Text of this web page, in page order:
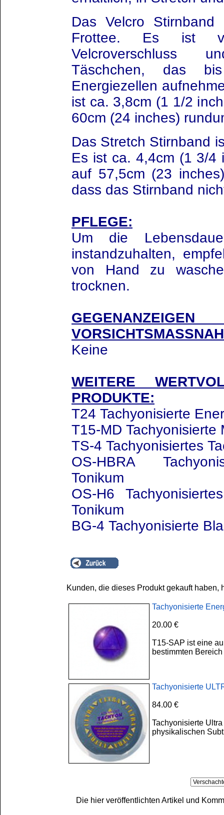
Das Velcro Stirnband
Frottee. Es ist
Velcroverschluss
Täschchen, das
Energiezellen
ist ca. 3,8cm (1 1/2
60cm (24 inches) rund
Das Stretch Stirnband
Es ist ca. 4,4cm (1 3/4
auf 57,5cm (23
dass das Stirnband
PFLEGE:
Um die
instandzuhalten,
von Hand zu
trocknen.
Keine
WEITERE
PRODUKTE:
T24 Tachyonisierte
T15-MD Tachyonisierte
TS-4 Tachyonisiertes
OS-HBRA
Tonikum
OS-H6
Tonikum
BG-4 Tachyonisierte
Kunden, die dieses Produkt gekauft haben,
Tachyonisierte
20.00 €
T15-SAP ist eine
bestimmten
Tachyonisierte
84.00 €
Tachyonisierte
physikalischen
Die hier veröffentlichten Artikel und